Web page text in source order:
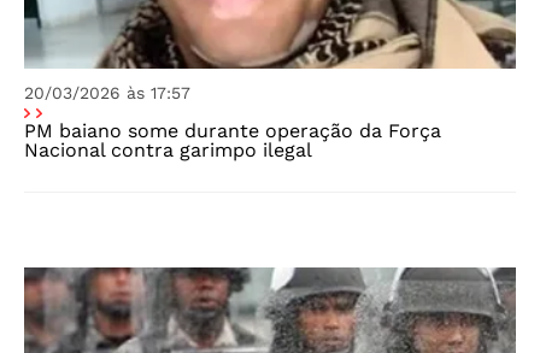
20/03/2026 às 17:57
PM baiano some durante operação da Força
Nacional contra garimpo ilegal